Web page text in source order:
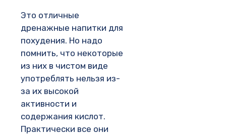
Это отличные
дренажные напитки для
похудения. Но надо
помнить, что некоторые
из них в чистом виде
употреблять нельзя из-
за их высокой
активности и
содержания кислот.
Практически все они